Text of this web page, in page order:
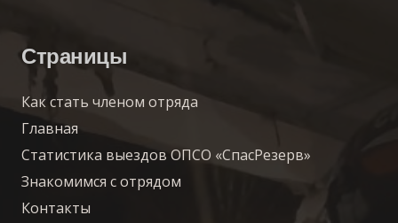
Страницы
Как стать членом отряда
Главная
Статистика выездов ОПСО «СпасРезерв»
Знакомимся с отрядом
Контакты